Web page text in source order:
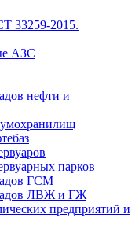
33259-2015.
АЗС
нефти и
парков
ГСМ
ЛВЖ и ГЖ
предприятий и